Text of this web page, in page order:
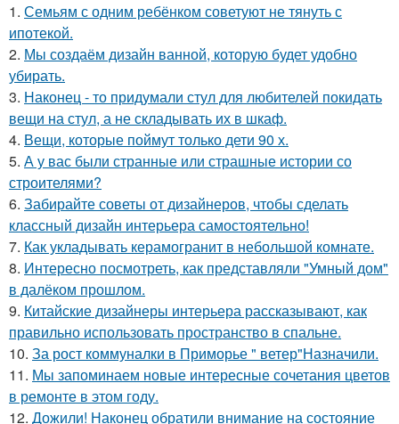
1. Семьям с одним ребёнком советуют не тянуть с
ипотекой.
2. Мы создаём дизайн ванной, которую будет удобно
убирать.
3. Наконец - то придумали стул для любителей покидать
вещи на стул, а не складывать их в шкаф.
4. Вещи, которые поймут только дети 90 х.
5. А у вас были странные или страшные истории со
строителями?
6. Забирайте советы от дизайнеров, чтобы сделать
классный дизайн интерьера самостоятельно!
7. Как укладывать керамогранит в небольшой комнате.
8. Интересно посмотреть, как представляли "Умный дом"
в далёком прошлом.
9. Китайские дизайнеры интерьера рассказывают, как
правильно использовать пространство в спальне.
10. За рост коммуналки в Приморье " ветер"Назначили.
11. Мы запоминаем новые интересные сочетания цветов
в ремонте в этом году.
12. Дожили! Наконец обратили внимание на состояние